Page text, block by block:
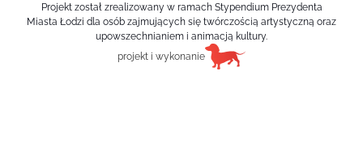
projekt i wykonanie
Projekt został zrealizowany w ramach Stypendium Prezydenta
Miasta Łodzi dla osób zajmujących się twórczością artystyczną oraz
upowszechnianiem i animacją kultury.